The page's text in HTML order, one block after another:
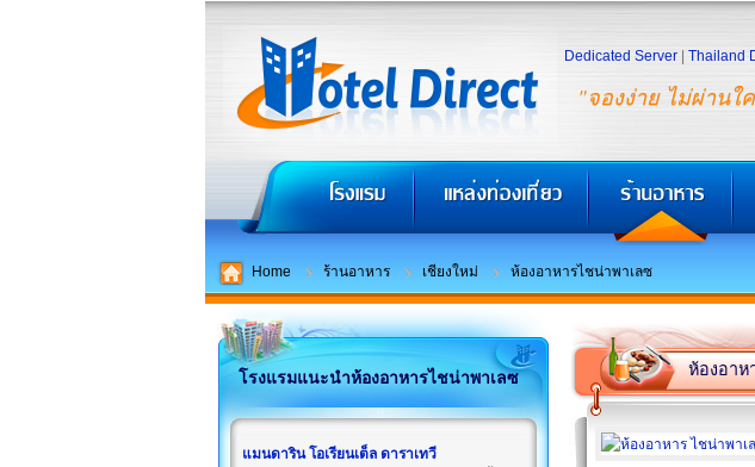
"จองง่าย ไม่ผ่านใ
Dedicated Server
Thailand
Home ร้านอาหาร เชียงใหม่ ห้องอาหารไชน่าพาเลซ
โรงแรมแนะนำห้องอาหารไชน่าพาเลซ
แมนดาริน โอเรียนเต็ล ดาราเทวี
ห้องอาห